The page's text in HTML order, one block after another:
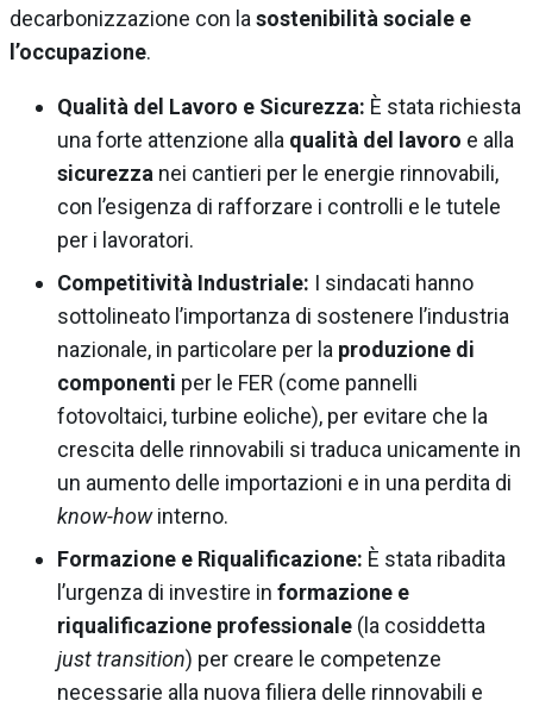
decarbonizzazione con la sostenibilità sociale e
l’occupazione.
Qualità del Lavoro e Sicurezza: È stata richiesta
una forte attenzione alla qualità del lavoro e alla
sicurezza nei cantieri per le energie rinnovabili,
con l’esigenza di rafforzare i controlli e le tutele
per i lavoratori.
Competitività Industriale: I sindacati hanno
sottolineato l’importanza di sostenere l’industria
nazionale, in particolare per la produzione di
componenti per le FER (come pannelli
fotovoltaici, turbine eoliche), per evitare che la
crescita delle rinnovabili si traduca unicamente in
un aumento delle importazioni e in una perdita di
know-howinterno.
Formazione e Riqualificazione: È stata ribadita
l’urgenza di investire in formazione e
riqualificazione professionale (la cosiddetta
just transition) per creare le competenze
necessarie alla nuova filiera delle rinnovabili e